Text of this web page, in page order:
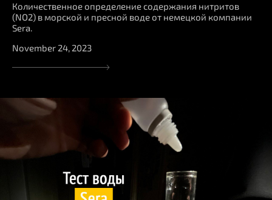
Количественное определение содержания нитритов
(NO2) в морской и пресной воде от немецкой компании
Sera.
November 24, 2023